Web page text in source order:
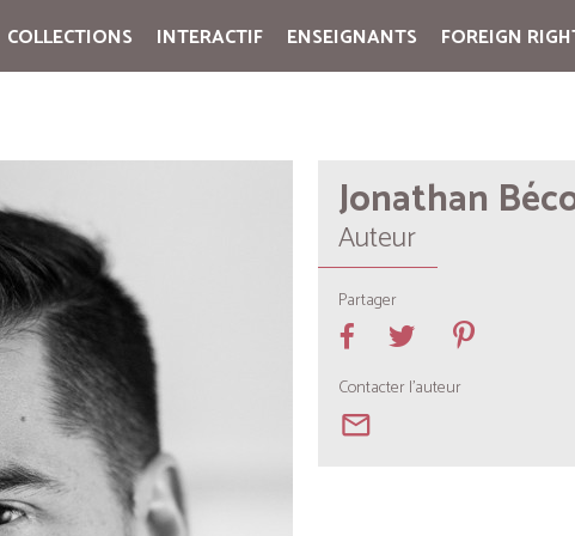
COLLECTIONS INTERACTIF ENSEIGNANTS FOREIGN
Jonathan
Auteur
Partager
Contacter l'auteur
mail_outline